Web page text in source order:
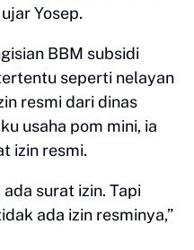
Yosep.
BBM subsidi
seperti nelayan
resmi dari dinas
usaha pom mini, ia
izin resmi.
surat izin. Tapi
ada izin resminya,”